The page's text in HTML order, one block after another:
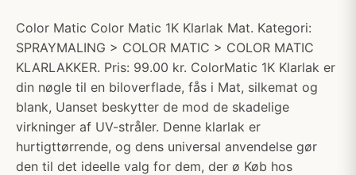
Color Matic Color Matic 1K Klarlak Mat. Kategori:
SPRAYMALING > COLOR MATIC > COLOR MATIC
KLARLAKKER. Pris: 99.00 kr. ColorMatic 1K Klarlak er
din nøgle til en biloverflade, fås i Mat, silkemat og
blank, Uanset beskytter de mod de skadelige
virkninger af UV-stråler. Denne klarlak er
hurtigttørrende, og dens universal anvendelse gør
den til det ideelle valg for dem, der ø Køb hos